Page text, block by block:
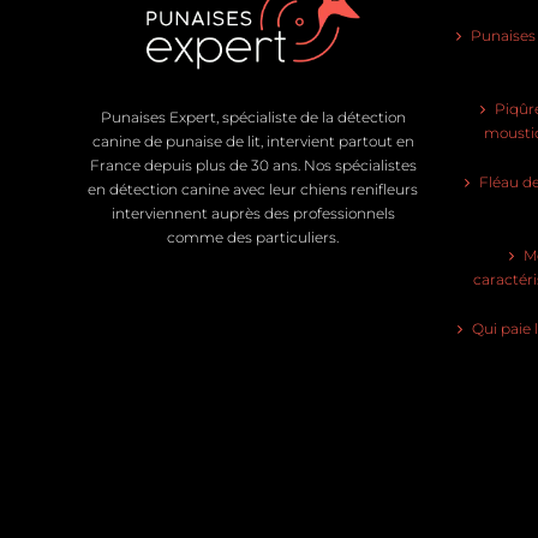
Punaises Expert, spécialiste de la détection
canine de punaise de lit, intervient partout en
France depuis plus de 30 ans. Nos spécialistes
en détection canine avec leur chiens renifleurs
interviennent auprès des professionnels
comme des particuliers.
Fléau
Qui paie